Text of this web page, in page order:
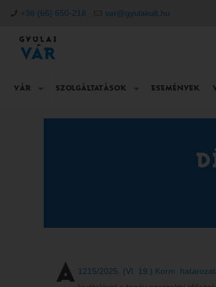
+36 (66) 650-218 var@gyulakult.hu
VÁR SZOLGÁLTATÁSOK ESEMÉNYEK
A 1215/2025. (VI. 19.) Korm.